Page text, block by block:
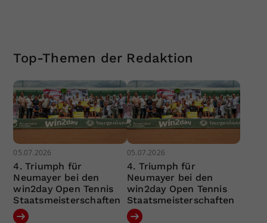
Top-Themen der Redaktion
05.07.2026
4. Triumph für
Neumayer bei den
win2day Open Tennis
Staatsmeisterschaften
05.07.2026
4. Triumph für
Neumayer bei den
win2day Open Tennis
Staatsmeisterschaften